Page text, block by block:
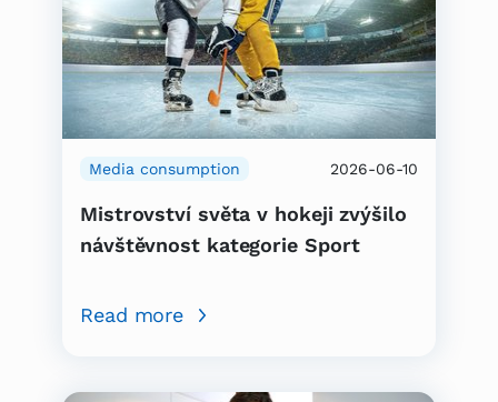
Media consumption 2026-06-10
Mistrovství světa v hokeji zvýšilo
návštěvnost kategorie Sport
Read more